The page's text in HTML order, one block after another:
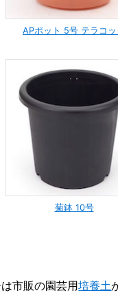
APポット 5号 テラコッ
菊鉢 10号
市販の園芸用培養土